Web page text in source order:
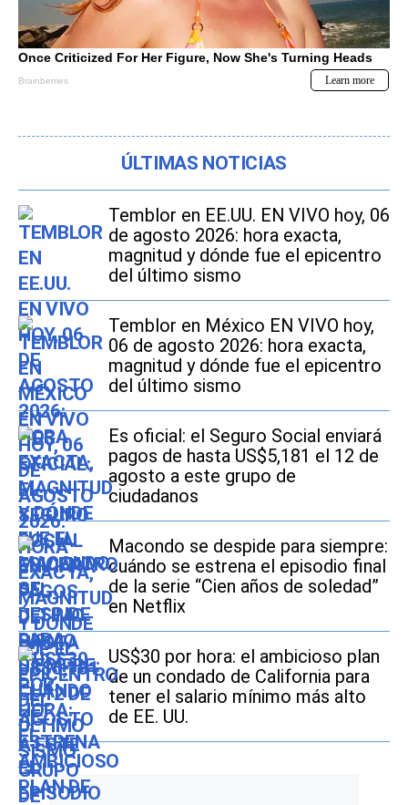
ÚLTIMAS NOTICIAS
Temblor en EE.UU. EN VIVO hoy, 06
de agosto 2026: hora exacta,
magnitud y dónde fue el epicentro
del último sismo
Temblor en México EN VIVO hoy,
06 de agosto 2026: hora exacta,
magnitud y dónde fue el epicentro
del último sismo
Es oficial: el Seguro Social enviará
pagos de hasta US$5,181 el 12 de
agosto a este grupo de
ciudadanos
Macondo se despide para siempre:
cuándo se estrena el episodio final
de la serie “Cien años de soledad”
en Netflix
US$30 por hora: el ambicioso plan
de un condado de California para
tener el salario mínimo más alto
de EE. UU.